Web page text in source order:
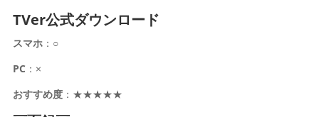
TVer公式ダウンロード
スマホ：○
PC ：×
おすすめ度：★★★★★